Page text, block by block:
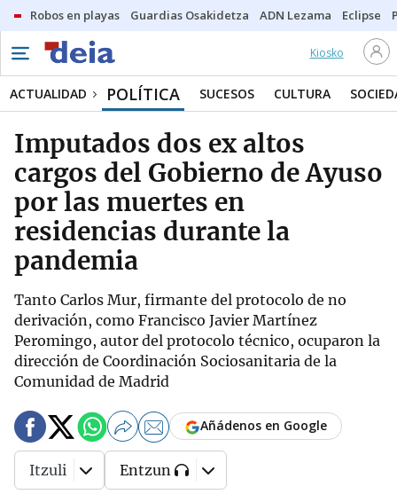
Robos en playas Guardias Osakidetza ADN Lezama Eclipse
Kiosko
ACTUALIDAD POLÍTICA SUCESOS CULTURA
Imputados dos ex altos
cargos del Gobierno de Ayuso
por las muertes en
residencias durante la
pandemia
Tanto Carlos Mur, firmante del protocolo de no
derivación, como Francisco Javier Martínez
Peromingo, autor del protocolo técnico, ocuparon la
dirección de Coordinación Sociosanitaria de la
Comunidad de Madrid
Añádenos en Google
Itzuli Entzun